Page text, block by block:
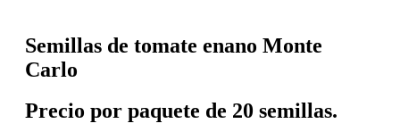
Semillas de tomate enano Monte
Carlo
Precio por paquete de 20 semillas.